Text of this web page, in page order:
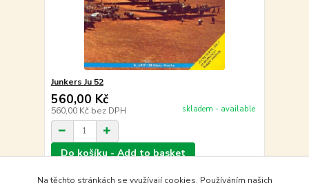
Junkers Ju 52
560,00 Kč
560,00 Kč bez DPH skladem - available
Do košíku - Add to basket
Na těchto stránkách se využívají cookies. Používáním našich